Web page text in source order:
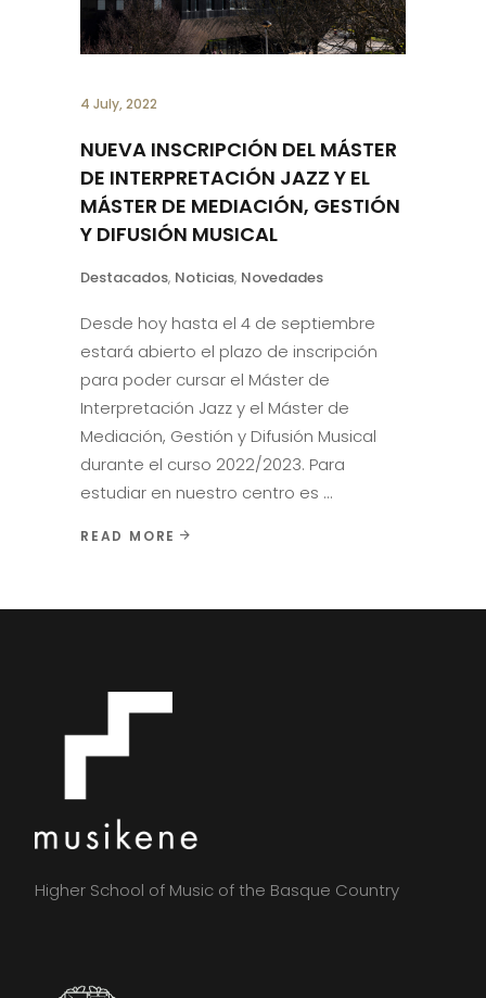
4 July, 2022
NUEVA INSCRIPCIÓN DEL MÁSTER
DE INTERPRETACIÓN JAZZ Y EL
MÁSTER DE MEDIACIÓN, GESTIÓN
Y DIFUSIÓN MUSICAL
Destacados, Noticias, Novedades
Desde hoy hasta el 4 de septiembre
estará abierto el plazo de inscripción
para poder cursar el Máster de
Interpretación Jazz y el Máster de
Mediación, Gestión y Difusión Musical
durante el curso 2022/2023. Para
estudiar en nuestro centro es
READ MORE
Higher School of Music of the Basque Country